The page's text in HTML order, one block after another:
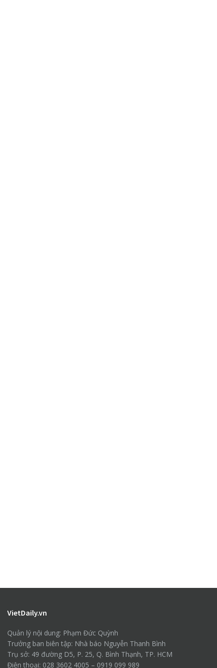
VietDaily.vn
Quản lý nội dung: Phạm Đức Quỳnh
Trưởng ban biên tập: Nhà báo Nguyễn Thanh Bình
Trụ sở: 49 đường D5, P. 25, Q. Bình Thạnh, TP. HCM
Điện thoại: 028 3602 4005 – 0919 099 989